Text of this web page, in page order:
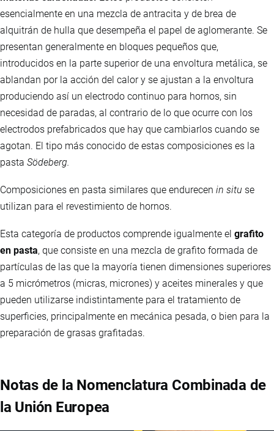
esencialmente en una mezcla de antracita y de brea de
alquitrán de hulla que desempeña el papel de aglomerante. Se
presentan generalmente en bloques pequeños que,
introducidos en la parte superior de una envoltura metálica, se
ablandan por la acción del calor y se ajustan a la envoltura
produciendo así un electrodo continuo para hornos, sin
necesidad de paradas, al contrario de lo que ocurre con los
electrodos prefabricados que hay que cambiarlos cuando se
agotan. El tipo más conocido de estas composiciones es la
pasta Södeberg.
Composiciones en pasta similares que endurecen in situ se
utilizan para el revestimiento de hornos.
Esta categoría de productos comprende igualmente el grafito
en pasta, que consiste en una mezcla de grafito formada de
partículas de las que la mayoría tienen dimensiones superiores
a 5 micrómetros (micras, micrones) y aceites minerales y que
pueden utilizarse indistintamente para el tratamiento de
superficies, principalmente en mecánica pesada, o bien para la
preparación de grasas grafitadas.
Notas de la Nomenclatura Combinada de
la Unión Europea